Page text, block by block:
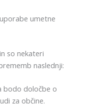
umetne
so nekateri
naslednji:
bodo določbe o
za občine.